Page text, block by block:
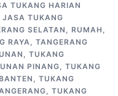
TUKANG HARIAN
JASA TUKANG
SELATAN , RUMAH ,
RAYA, TANGERANG
, TUKANG
PINANG, TUKANG
, TUKANG
, TUKANG